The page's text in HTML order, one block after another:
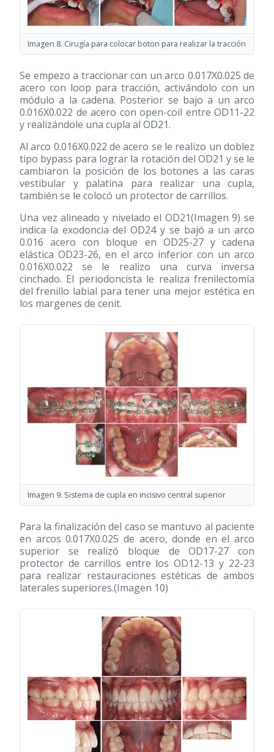
Imagen 8. Cirugía para colocar boton para realizar la tracción
Se empezo a traccionar con un arco 0.017X0.025 de
acero con loop para tracción, activándolo con un
módulo a la cadena. Posterior se bajo a un arco
0.016X0.022 de acero con open-coil entre OD11-22
y realizándole una cupla al OD21.
Al arco 0.016X0.022 de acero se le realizo un doblez
tipo bypass para lograr la rotación del OD21 y se le
cambiaron la posición de los botones a las caras
vestibular y palatina para realizar una cupla,
también se le colocó un protector de carrillos.
Una vez alineado y nivelado el OD21(Imagen 9) se
indica la exodoncia del OD24 y se bajó a un arco
0.016 acero con bloque en OD25-27 y cadena
elástica OD23-26, en el arco inferior con un arco
0.016X0.022 se le realizo una curva inversa
cinchado. El periodoncista le realiza frenilectomía
del frenillo labial para tener una mejor estética en
los margenes de cenit.
Imagen 9. Sistema de cupla en incisivo central superior
Para la finalización del caso se mantuvo al paciente
en arcos 0.017X0.025 de acero, donde en el arco
superior se realizó bloque de OD17-27 con
protector de carrillos entre los OD12-13 y 22-23
para realizar restauraciones estéticas de ambos
laterales superiores.(Imagen 10)